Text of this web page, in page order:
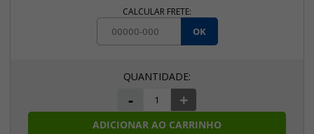
CALCULAR FRETE:
OK
- +
ADICIONAR AO CARRINHO